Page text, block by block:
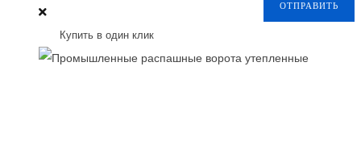
ОТПРАВИТЬ
Купить в один клик